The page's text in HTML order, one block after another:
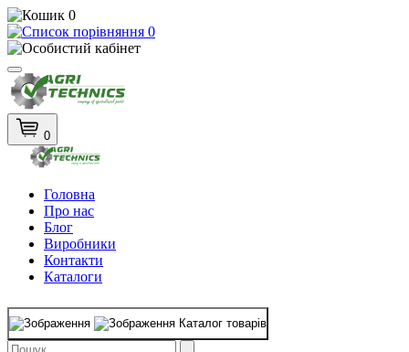
0
0
0
Головна
Про нас
Блог
Виробники
Контакти
Каталоги
Каталог товарів